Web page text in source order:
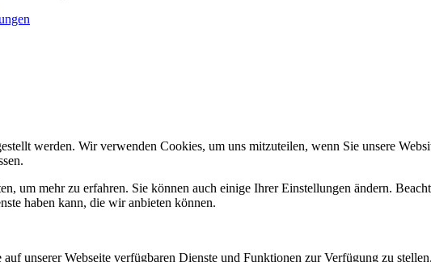
werden. Wir verwenden Cookies, um uns mitzuteilen, wenn Sie unsere
um mehr zu erfahren. Sie können auch einige Ihrer Einstellungen ändern.
haben kann, die wir anbieten können.
unserer Webseite verfügbaren Dienste und Funktionen zur Verfügung zu